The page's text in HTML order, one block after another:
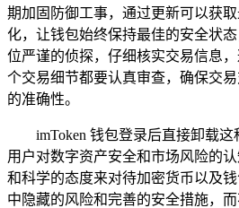
期加固防御工事，通过更新可以获
化，让钱包始终保持最佳的安全状
位严谨的侦探，仔细核实交易信息
个交易细节都要认真审查，确保交
的准确性。
imToken 钱包登录后直接卸载
用户对数字资产安全和市场风险的
和科学的态度来对待加密货币以及
中隐藏的风险和完善的安全措施，